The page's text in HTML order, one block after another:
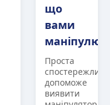
що
вами
Проста
допоможе
виявити